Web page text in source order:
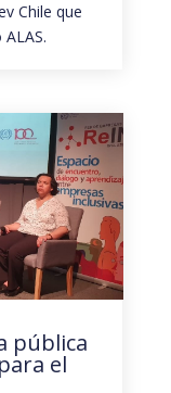
Chile que
pública
el